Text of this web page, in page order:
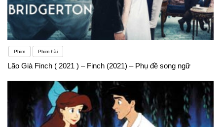
Phim Phim hài
Lão Già Finch ( 2021 ) – Finch (2021) – Phụ đề song ngữ